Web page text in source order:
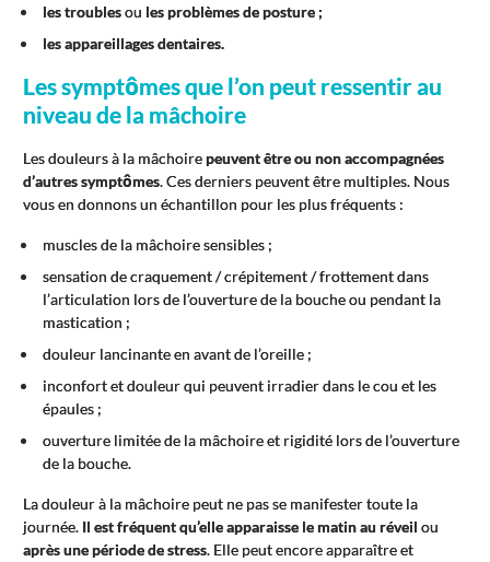
les troublesou les problèmes de posture ;
les appareillages dentaires.
Les symptômes que l’on peut ressentir au
niveau de la mâchoire
Les douleurs à la mâchoirepeuvent être ou non accompagnées
d’autres symptômes. Ces derniers peuvent être multiples. Nous
vous en donnons un échantillon pour les plus fréquents :
muscles de la mâchoire sensibles ;
sensation de craquement / crépitement / frottement dans
l’articulation lors de l’ouverture de la bouche ou pendant la
mastication ;
douleur lancinante en avant de l’oreille ;
inconfort et douleur qui peuvent irradier dans le cou et les
épaules ;
ouverture limitée de la mâchoire et rigidité lors de l’ouverture
de la bouche.
La douleur à la mâchoire peut ne pas se manifester toute la
journée. Il est fréquent qu’elle apparaisse le matin au réveil ou
après une période de stress. Elle peut encore apparaître et